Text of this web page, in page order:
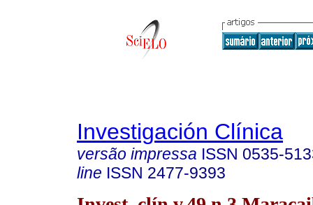
Investigación Clínica
versão impressa ISSN 0535-
line ISSN 2477-9393